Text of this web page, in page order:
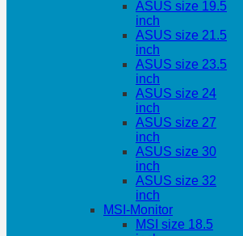
ASUS size 19.5
inch
ASUS size 21.5
inch
ASUS size 23.5
inch
ASUS size 24
inch
ASUS size 27
inch
ASUS size 30
inch
ASUS size 32
inch
MSI-Monitor
MSI size 18.5